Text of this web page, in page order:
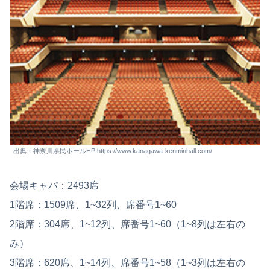
出典：神奈川県⺠ホールHP https://www.kanagawa-kenminhall.com/
会場キャパ：2493席
1階席：1509席、1~32列、席番号1~60
2階席：304席、1~12列、席番号1~60（1~8列は左右の
み）
3階席：620席、1~14列、席番号1~58（1~3列は左右の